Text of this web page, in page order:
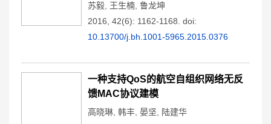
苏毅 王生楠 鲁龙坤
2016, 42(6): 1162-1168. doi:
10.13700/j.bh.1001-5965.2015.0376
一种支持QoS的航空自组织网络无反
馈MAC协议建模
高晓琳 韩丰 晏坚
陆建华